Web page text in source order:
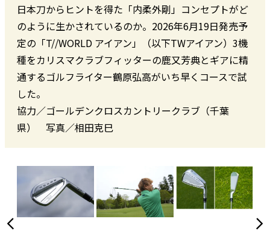
日本刀からヒントを得た「内柔外剛」コンセプトがど
のように生かされているのか。2026年6月19日発売予
定の「T//WORLD アイアン」（以下TWアイアン）3機
種をカリスマクラブフィッターの鹿又芳典とギアに精
通するゴルフライター鶴原弘高がいち早くコースで試
した。
協力／ゴールデンクロスカントリークラブ（千葉
県） 写真／相田克巳